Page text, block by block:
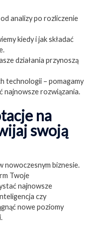
analizy po rozliczenie
kiedy i jak składać
działania przynoszą
technologii – pomagamy
najnowsze rozwiązania.
na
swoją
nowoczesnym biznesie.
Twoje
najnowsze
czy
nowe poziomy